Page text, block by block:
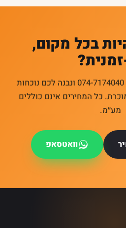
בכל מקום,
השאירו פרטים או חייגו 074-7174040 ונבנה לכם נוכחות
כל המחירים אינם כוללים
מע״מ.
וואטסאפ